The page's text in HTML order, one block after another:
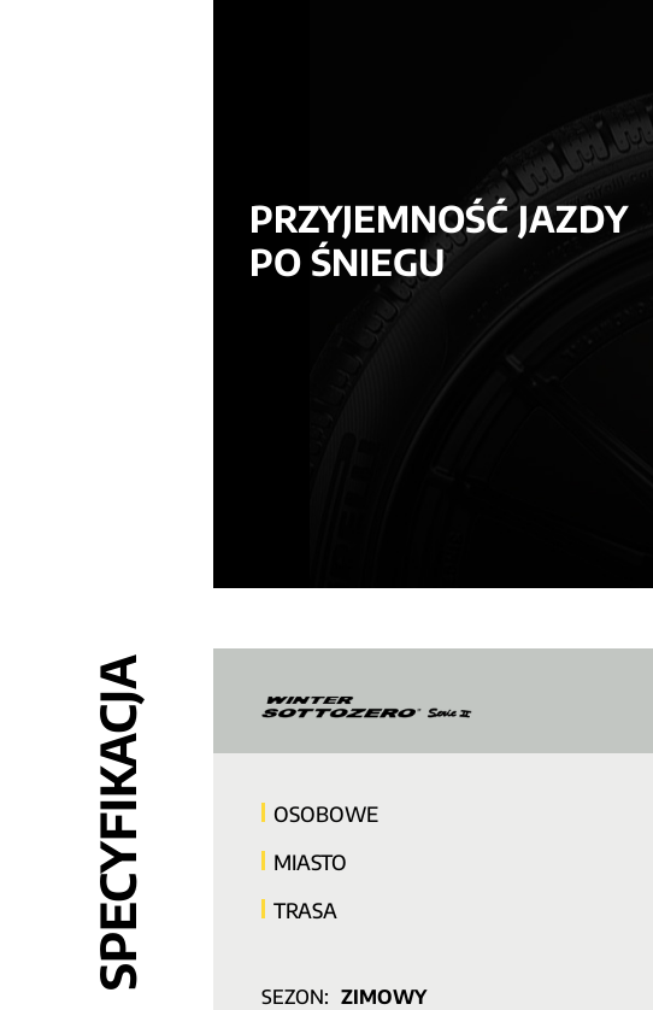
PRZYJEMNOŚĆ JAZDY
PO ŚNIEGU
SPECYFIKACJA
OSOBOWE
MIASTO
TRASA
SEZON: ZIMOWY